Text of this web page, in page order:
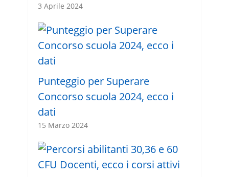
3 Aprile 2024
Punteggio per Superare
Concorso scuola 2024, ecco i
dati
15 Marzo 2024